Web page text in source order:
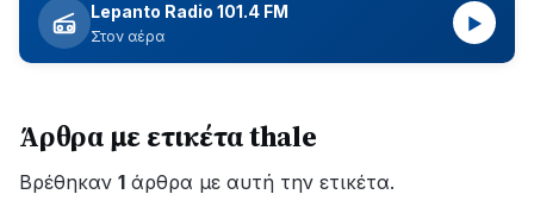
δύο
ώρες
εξέλιξη
οι
εργασίες
Lepanto Radio 101.4 FM
Στον αέρα
▶
Άρθρα με ετικέτα thale
Βρέθηκαν 1 άρθρα με αυτή την ετικέτα.